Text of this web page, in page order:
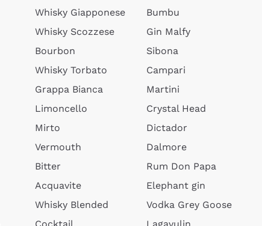
Whisky Giapponese
Whisky Scozzese
Bourbon
Whisky Torbato
Grappa Bianca
Limoncello
Mirto
Vermouth
Bitter
Acquavite
Whisky Blended
Bumbu
Gin Malfy
Sibona
Campari
Martini
Crystal Head
Dictador
Dalmore
Rum Don Papa
Elephant gin
Vodka Grey Goose